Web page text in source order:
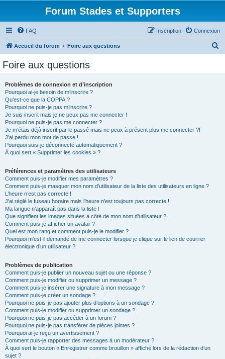
Forum Stades et Supporters
FAQ Connexion
Inscription
Accueil du forum Foire aux questions
Foire aux questions
Problèmes de connexion et d’inscription
Pourquoi ai-je besoin de m’inscrire ?
Qu’est-ce que la COPPA ?
Pourquoi ne puis-je pas m’inscrire ?
Je suis inscrit mais je ne peux pas me connecter !
Pourquoi ne puis-je pas me connecter ?
Je m’étais déjà inscrit par le passé mais ne peux à présent plus me connecter ?!
J’ai perdu mon mot de passe !
Pourquoi suis-je déconnecté automatiquement ?
À quoi sert « Supprimer les cookies » ?
Préférences et paramètres des utilisateurs
Comment puis-je modifier mes paramètres ?
Comment puis-je masquer mon nom d’utilisateur de la liste des utilisateurs en ligne ?
L’heure n’est pas correcte !
J’ai réglé le fuseau horaire mais l’heure n’est toujours pas correcte !
Ma langue n’apparaît pas dans la liste !
Que signifient les images situées à côté de mon nom d’utilisateur ?
Comment puis-je afficher un avatar ?
Quel est mon rang et comment puis-je le modifier ?
Pourquoi m’est-il demandé de me connecter lorsque je clique sur le lien de courrier
électronique d’un utilisateur ?
Problèmes de publication
Comment puis-je publier un nouveau sujet ou une réponse ?
Comment puis-je modifier ou supprimer un message ?
Comment puis-je insérer une signature à mon message ?
Comment puis-je créer un sondage ?
Pourquoi ne puis-je pas ajouter plus d’options à un sondage ?
Comment puis-je modifier ou supprimer un sondage ?
Pourquoi ne puis-je pas accéder à un forum ?
Pourquoi ne puis-je pas transférer de pièces jointes ?
Pourquoi ai-je reçu un avertissement ?
Comment puis-je rapporter des messages à un modérateur ?
À quoi sert le bouton « Enregistrer comme brouillon » affiché lors de la rédaction d’un
sujet ?